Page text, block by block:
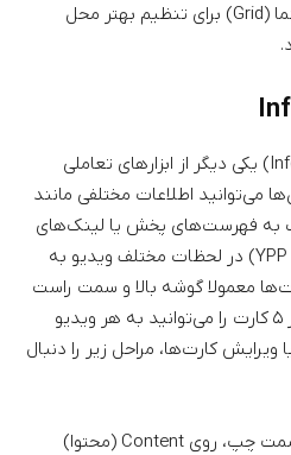
ماوس و فعال‌کردن خطوط راهنما (Grid) برای تنظیم بهتر محل
» (Info Cards) یکی دیگر از ابزارهای تعاملی
اطلاعات مختلفی مانند
به فهرست‌های پخش یا لینک‌های
خارجی را (در صورت عضویت در YPP) در لحظات مختلف ویدیو به
معمولا گوشه بالا و سمت راست
صفحه ظاهر می‌شوند و حداکثر ۵ کارت را می‌توانید به هر ویدیو
ویرایش کارت‌ها، مراحل زیر را دنبال
در یوتیوب استودیو، از منوی سمت چپ، روی Content (محتوا)